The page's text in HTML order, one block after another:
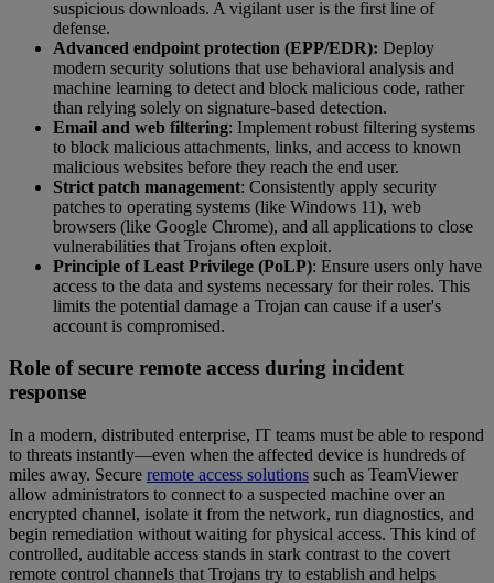
suspicious downloads. A vigilant user is the first line of
defense.
Advanced endpoint protection (EPP/EDR): Deploy
modern security solutions that use behavioral analysis and
machine learning to detect and block malicious code, rather
than relying solely on signature-based detection.
Email and web filtering: Implement robust filtering systems
to block malicious attachments, links, and access to known
malicious websites before they reach the end user.
Strict patch management: Consistently apply security
patches to operating systems (like Windows 11), web
browsers (like Google Chrome), and all applications to close
vulnerabilities that Trojans often exploit.
Principle of Least Privilege (PoLP): Ensure users only have
access to the data and systems necessary for their roles. This
limits the potential damage a Trojan can cause if a user's
account is compromised.
Role of secure remote access during incident
response
In a modern, distributed enterprise, IT teams must be able to respond
to threats instantly—even when the affected device is hundreds of
miles away. Secure remote access solutions such as TeamViewer
allow administrators to connect to a suspected machine over an
encrypted channel, isolate it from the network, run diagnostics, and
begin remediation without waiting for physical access. This kind of
controlled, auditable access stands in stark contrast to the covert
remote control channels that Trojans try to establish and helps